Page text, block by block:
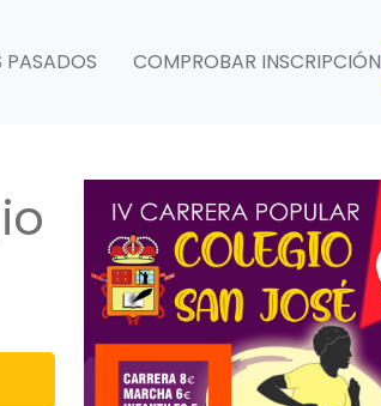
PASADOS COMPROBAR INSCRIPCIÓN